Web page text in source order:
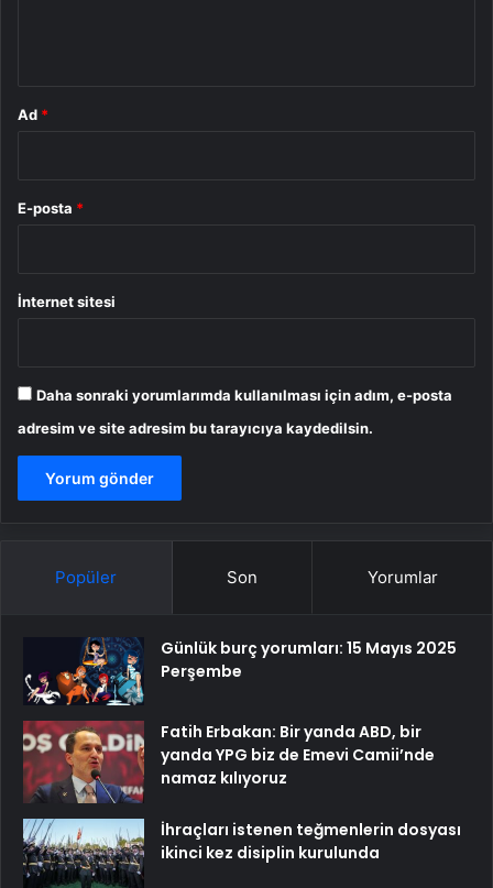
Ad *
E-posta *
İnternet sitesi
Daha sonraki yorumlarımda kullanılması için adım, e-posta
adresim ve site adresim bu tarayıcıya kaydedilsin.
Popüler Son Yorumlar
Günlük burç yorumları: 15 Mayıs 2025
Perşembe
Fatih Erbakan: Bir yanda ABD, bir
yanda YPG biz de Emevi Camii’nde
namaz kılıyoruz
İhraçları istenen teğmenlerin dosyası
ikinci kez disiplin kurulunda